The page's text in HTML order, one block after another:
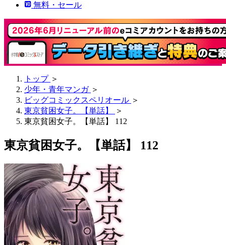
無料・セール
トップ ＞
少年・青年マンガ ＞
ビッグコミックスペリオール ＞
東京貧困女子。【単話】
＞
東京貧困女子。【単話】 112
東京貧困女子。【単話】 112